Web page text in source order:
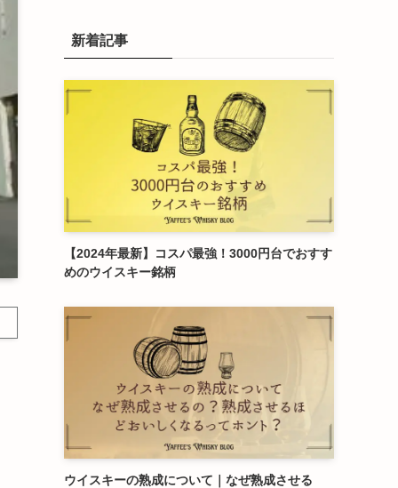
新着記事
【2024年最新】コスパ最強！3000円台でおすす
めのウイスキー銘柄
ウイスキーの熟成について｜なぜ熟成させる